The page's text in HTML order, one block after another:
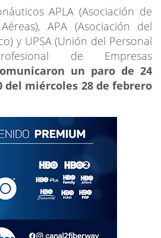
APLA (Asociación de
APA (Asociación del
y UPSA (Unión del Personal
de Empresas
un paro de 24
del miércoles 28 de febrero